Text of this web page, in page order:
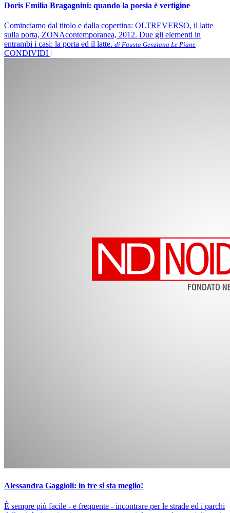
Doris Emilia Bragagnini: quando la poesia è vertigine
Cominciamo dal titolo e dalla copertina: OLTREVERSO, il latte
sulla porta, ZONAcontemporanea, 2012. Due gli elementi in
entrambi i casi: la porta ed il latte. di Fausta Genziana Le Piane
CONDIVIDI |
Alessandra Gaggioli: in tre si sta meglio!
È sempre più facile - e frequente - incontrare per le strade ed i parchi